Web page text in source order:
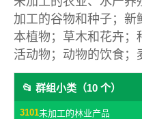
加工的谷物和种子；新
本植物；草木和花卉；
活动物；动物的饮食；
📂 群组小类（10 个）
3101未加工的林业产品